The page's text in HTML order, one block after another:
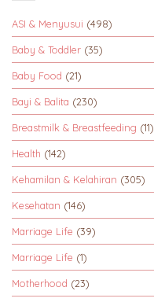
ASI & Menyusui (498)
Baby & Toddler (35)
Baby Food (21)
Bayi & Balita (230)
Breastmilk & Breastfeeding (11)
Health (142)
Kehamilan & Kelahiran (305)
Kesehatan (146)
Marriage Life (39)
Marriage Life (1)
Motherhood (23)